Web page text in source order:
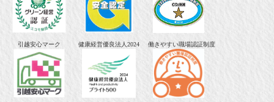
引越安心マーク 健康経営優良法人2024 働きやすい職場認証制度